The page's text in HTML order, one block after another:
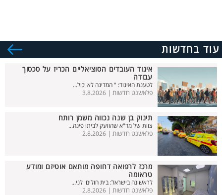
עוד בחדשות
איגוד העובדים הסוציאליים הכריז על סכסוך
עבודה
לטענת האיגוד: " המדינה לא יכול...
פלאשנט חדשות | 3.8.2026
תינוק בן שנה נכווה משמן רותח
צוות של מד"א שהוזעק לביתו פינה...
פלאשנט חדשות | 2.8.2026
מרכז לרפואה דחופה מותאם אוטיזם ומודע
טראומה
לראשונה בישראל: בית חולים לני...
פלאשנט חדשות | 2.8.2026